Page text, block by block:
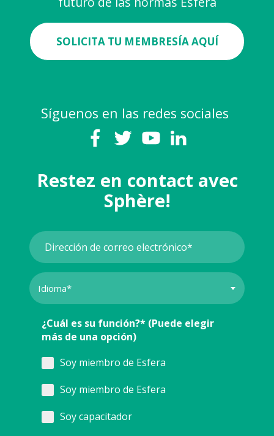
SOLICITA TU MEMBRESÍA AQUÍ
Síguenos en las redes sociales
Restez en contact avec
Sphère!
¿Cuál es su función?* (Puede elegir
más de una opción)
Soy miembro de Esfera
Soy miembro de Esfera
Soy capacitador